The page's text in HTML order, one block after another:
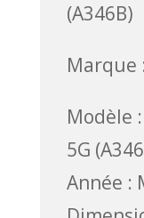
(A346B)
Marque
Modèle
5G
Année :